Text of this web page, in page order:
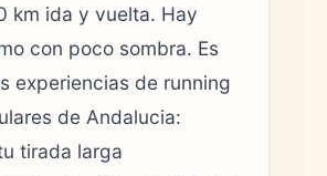
km ida y vuelta. Hay
con poco sombra. Es
experiencias de running
de Andalucia:
tirada larga